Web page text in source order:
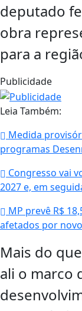
deputado
obra
para a
Publicidade
Leia Também:
Medida
programas
Congresso vai
2027 e, em
MP prevê R$
afetados por
Mais do
ali o marco